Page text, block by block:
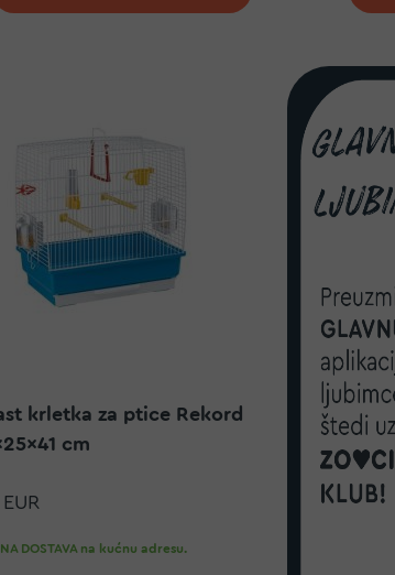
krletka za ptice Rekord
cm
DOSTAVA na kućnu adresu.